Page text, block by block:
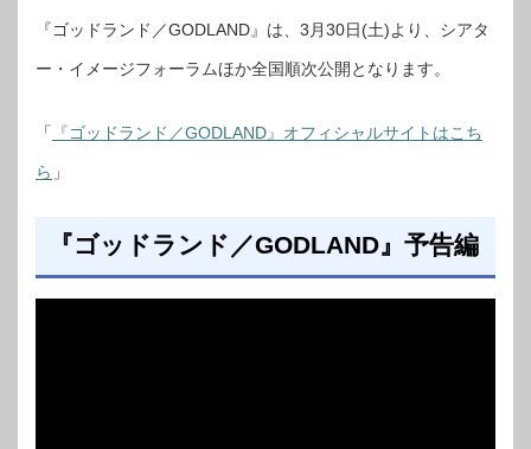
『ゴッドランド／GODLAND』は、3月30日(土)より、シアタ
ー・イメージフォーラムほか全国順次公開となります。
「 『ゴッドランド／GODLAND』オフィシャルサイトはこち
ら 」
『ゴッドランド／GODLAND』予告編